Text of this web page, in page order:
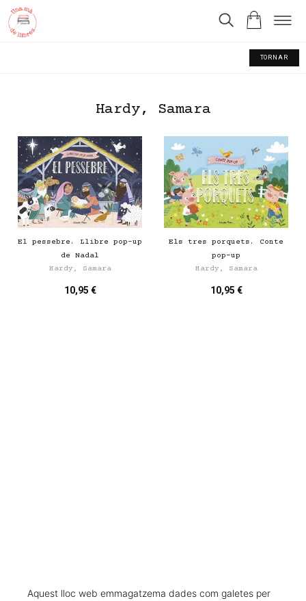
TORNAR
Hardy, Samara
El pessebre. Llibre pop-up
de Nadal
Hardy, Samara
10,95 €
Els tres porquets. Conte
pop-up
Hardy, Samara
10,95 €
Aquest lloc web emmagatzema dades com galetes per